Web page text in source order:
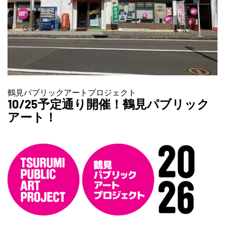
鶴見パブリックアートプロジェクト
10/25予定通り開催！鶴見パブリック
アート！